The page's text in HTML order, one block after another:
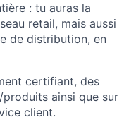
: tu auras la
retail, mais aussi
de distribution, en
certifiant, des
ainsi que sur
client.